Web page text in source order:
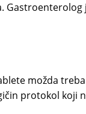
možda
protokol koji